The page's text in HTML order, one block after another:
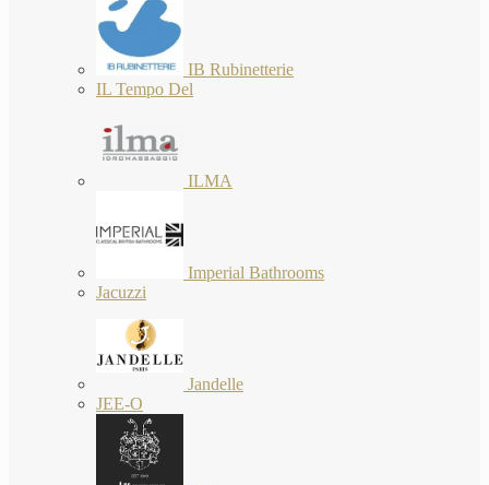
IB Rubinetterie
IL Tempo Del
ILMA
Imperial Bathrooms
Jacuzzi
Jandelle
JEE-O